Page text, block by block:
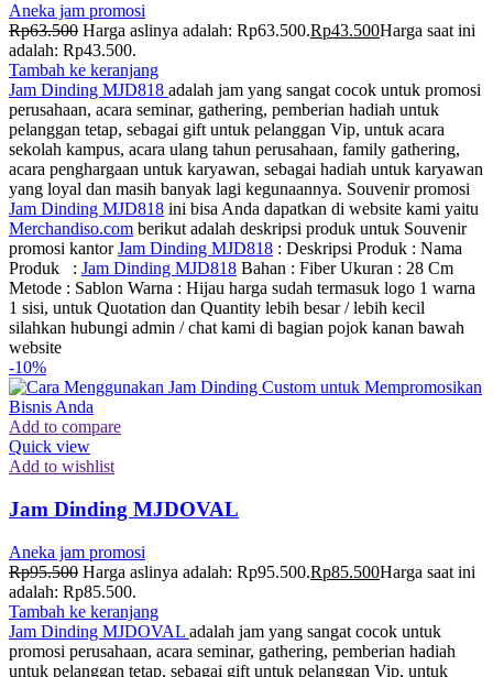
Aneka jam promosi
Rp63.500 Harga aslinya adalah: Rp63.500.Rp43.500Harga saat ini
adalah: Rp43.500.
Tambah ke keranjang
Jam Dinding MJD818 adalah jam yang sangat cocok untuk promosi
perusahaan, acara seminar, gathering, pemberian hadiah untuk
pelanggan tetap, sebagai gift untuk pelanggan Vip, untuk acara
sekolah kampus, acara ulang tahun perusahaan, family gathering,
acara penghargaan untuk karyawan, sebagai hadiah untuk karyawan
yang loyal dan masih banyak lagi kegunaannya. Souvenir promosi
Jam Dinding MJD818 ini bisa Anda dapatkan di website kami yaitu
Merchandiso.com berikut adalah deskripsi produk untuk Souvenir
promosi kantorJam Dinding MJD818 : Deskripsi Produk : Nama
Produk : Jam Dinding MJD818 Bahan : Fiber Ukuran : 28 Cm
Metode : Sablon Warna : Hijau harga sudah termasuk logo 1 warna
1 sisi, untuk Quotation dan Quantity lebih besar / lebih kecil
silahkan hubungi admin / chat kami di bagian pojok kanan bawah
website
-10%
Add to compare
Quick view
Add to wishlist
Jam Dinding MJDOVAL
Aneka jam promosi
Rp95.500 Harga aslinya adalah: Rp95.500.Rp85.500Harga saat ini
adalah: Rp85.500.
Tambah ke keranjang
Jam Dinding MJDOVAL adalah jam yang sangat cocok untuk
promosi perusahaan, acara seminar, gathering, pemberian hadiah
untuk pelanggan tetap, sebagai gift untuk pelanggan Vip, untuk